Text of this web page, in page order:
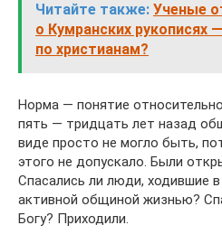
Читайте также: Ученые
о Кумранских рукописях
по христианам?
Норма — понятие
пять — тридцать лет назад
виде просто не могло быть,
этого не допускало. Были
Спасались ли люди, ходившие
активной общиной жизнью?
Богу? Приходили.